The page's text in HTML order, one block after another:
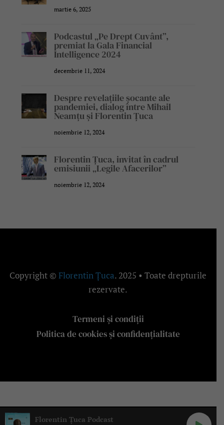
martie 6, 2025
Podcastul „Pe Drept Cuvânt”,
premiat la Gala Financial
Intelligence 2024
decembrie 11, 2024
Despre revelațiile șocante ale
pandemiei, dialog între Mihail
Neamțu și Florentin Țuca
noiembrie 12, 2024
Florentin Țuca, invitat în cadrul
emisiunii „Legile Afacerilor”
noiembrie 12, 2024
Copyright ©Florentin Țuca. 2025 • Toate drepturile
rezervate.
Termeni și condiții
Politica de cookies și confidențialitate
Florentin Țuca Podcast
Florentin Țuca Podcast